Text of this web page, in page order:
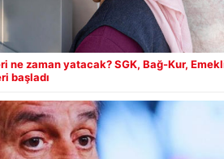
ne zaman yatacak? SGK, Bağ-Kur,
başladı